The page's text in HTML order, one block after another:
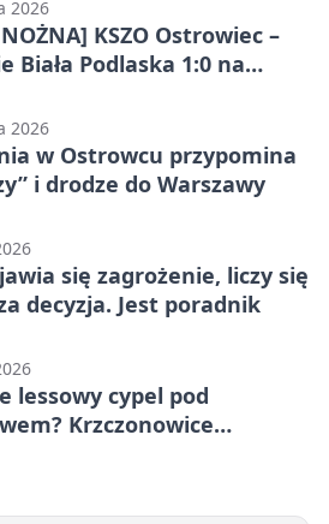
2026
KSZO Ostrowiec –
Biała Podlaska 1:0 na
2026
w Ostrowcu przypomina
i drodze do Warszawy
się zagrożenie, liczy się
decyzja. Jest poradnik
lessowy cypel pod
Krzczonowice